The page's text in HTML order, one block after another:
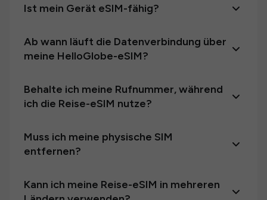
Ist mein Gerät eSIM-fähig?
Ab wann läuft die Datenverbindung über
meine HelloGlobe-eSIM?
Behalte ich meine Rufnummer, während
ich die Reise-eSIM nutze?
Muss ich meine physische SIM
entfernen?
Kann ich meine Reise-eSIM in mehreren